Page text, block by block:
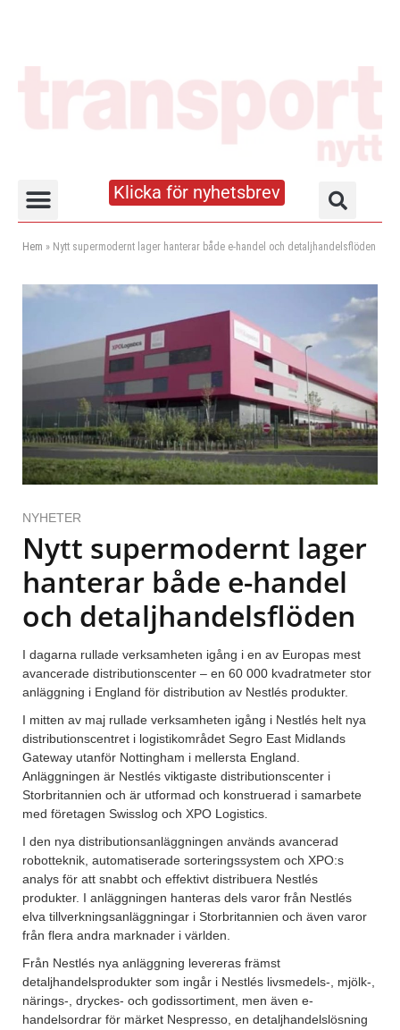
Klicka för nyhetsbrev
Hem » Nytt supermodernt lager hanterar både e-handel och detaljhandelsflöden
NYHETER
Nytt supermodernt lager
hanterar både e-handel
och detaljhandelsflöden
I dagarna rullade verksamheten igång i en av Europas mest
avancerade distributionscenter – en 60 000 kvadratmeter stor
anläggning i England för distribution av Nestlés produkter.
I mitten av maj rullade verksamheten igång i Nestlés helt nya
distributionscentret i logistikområdet Segro East Midlands
Gateway utanför Nottingham i mellersta England.
Anläggningen är Nestlés viktigaste distributionscenter i
Storbritannien och är utformad och konstruerad i samarbete
med företagen Swisslog och XPO Logistics.
I den nya distributionsanläggningen används avancerad
robotteknik, automatiserade sorteringssystem och XPO:s
analys för att snabbt och effektivt distribuera Nestlés
produkter. I anläggningen hanteras dels varor från Nestlés
elva tillverkningsanläggningar i Storbritannien och även varor
från flera andra marknader i världen.
Från Nestlés nya anläggning levereras främst
detaljhandelsprodukter som ingår i Nestlés livsmedels-, mjölk-,
närings-, dryckes- och godissortiment, men även e-
handelsordrar för märket Nespresso, en detaljhandelslösning